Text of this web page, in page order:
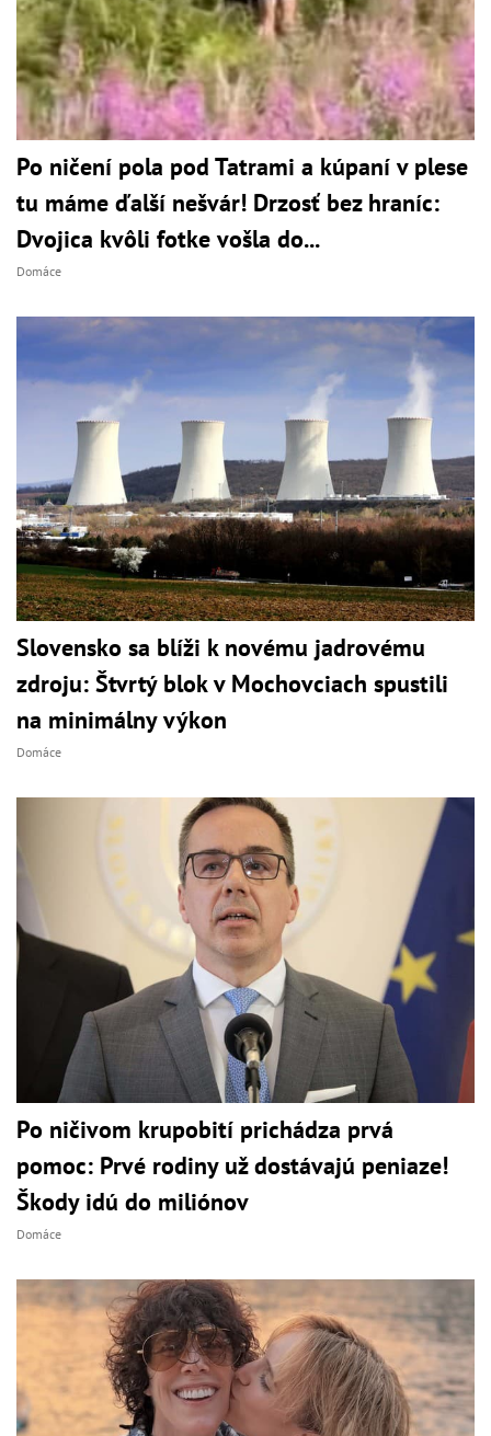
Po ničení pola pod Tatrami a kúpaní v plese
tu máme ďalší nešvár! Drzosť bez hraníc:
Dvojica kvôli fotke vošla do...
Domáce
Slovensko sa blíži k novému jadrovému
zdroju: Štvrtý blok v Mochovciach spustili
na minimálny výkon
Domáce
Po ničivom krupobití prichádza prvá
pomoc: Prvé rodiny už dostávajú peniaze!
Škody idú do miliónov
Domáce